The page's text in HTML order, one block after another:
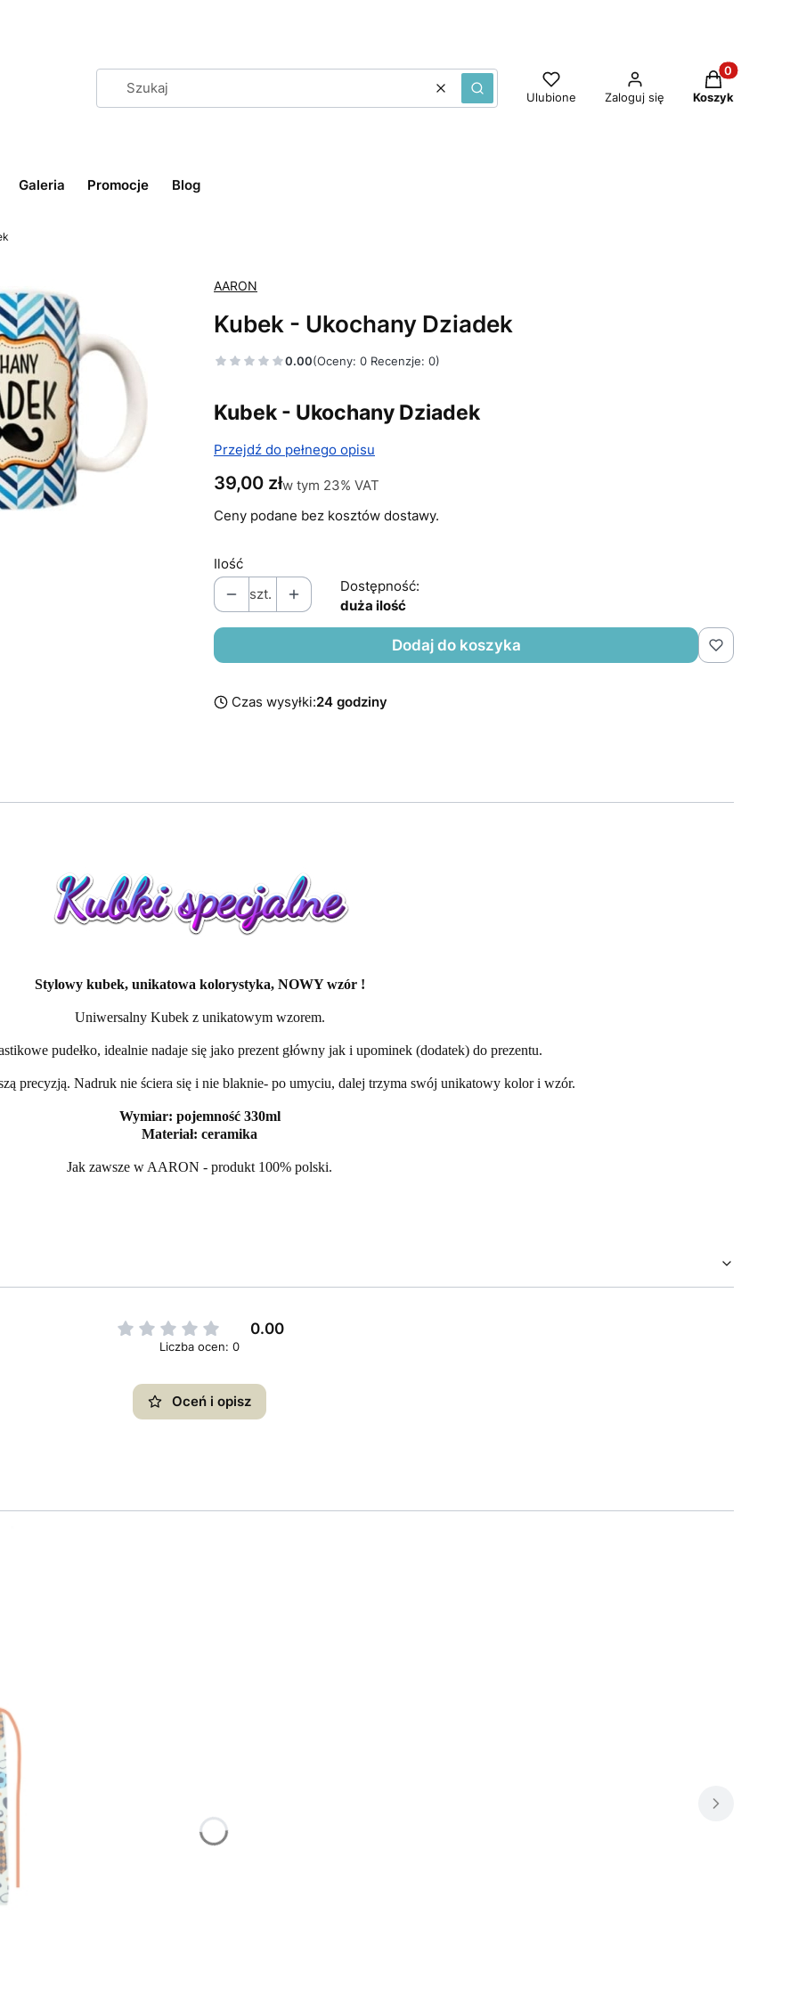
WyczyśćSzukaj Ulubione Zaloguj się
Produkty w
Koszyk
Galeria Promocje Blog
AARON
Kubek - Ukochany Dziadek
0.00(Oceny: 0 Recenzje: 0)
Kubek - Ukochany Dziadek
Przejdź do pełnego opisu
Cena
39,00 złw tym 23% VAT
w tym 23% VAT
Ceny podane bez kosztów dostawy.
Ilość
szt.
Dostępność:
duża ilość
Dodaj do koszyka
Czas wysyłki:24 godziny
Stylowy kubek, unikatowa kolorystyka, NOWY wzór !
Uniwersalny Kubek z unikatowym wzorem.
pudełko, idealnie nadaje się jako prezent główny jak i upominek (dodatek) do prezentu.
precyzją. Nadruk nie ściera się i nie blaknie- po umyciu, dalej trzyma swój unikatowy kolor i wzór.
Wymiar: pojemność 330ml
Materiał: ceramika
Jak zawsze w AARON - produkt 100% polski.
0.00
Liczba ocen: 0
Oceń i opisz